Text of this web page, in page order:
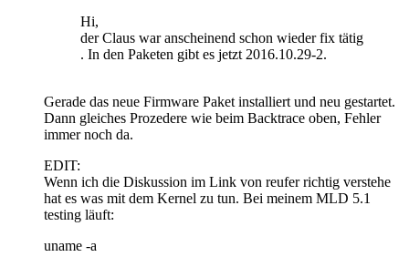
Hi,
der Claus war anscheinend schon wieder fix tätig
. In den Paketen gibt es jetzt 2016.10.29-2.
Gerade das neue Firmware Paket installiert und neu gestartet.
Dann gleiches Prozedere wie beim Backtrace oben, Fehler
immer noch da.
EDIT:
Wenn ich die Diskussion im Link von reufer richtig verstehe
hat es was mit dem Kernel zu tun. Bei meinem MLD 5.1
testing läuft:
uname -a